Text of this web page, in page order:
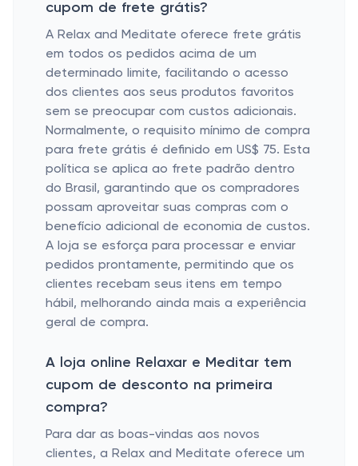
cupom de frete grátis?
A Relax and Meditate oferece frete grátis
em todos os pedidos acima de um
determinado limite, facilitando o acesso
dos clientes aos seus produtos favoritos
sem se preocupar com custos adicionais.
Normalmente, o requisito mínimo de compra
para frete grátis é definido em US$ 75. Esta
política se aplica ao frete padrão dentro
do Brasil, garantindo que os compradores
possam aproveitar suas compras com o
benefício adicional de economia de custos.
A loja se esforça para processar e enviar
pedidos prontamente, permitindo que os
clientes recebam seus itens em tempo
hábil, melhorando ainda mais a experiência
geral de compra.
A loja online Relaxar e Meditar tem
cupom de desconto na primeira
compra?
Para dar as boas-vindas aos novos
clientes, a Relax and Meditate oferece um